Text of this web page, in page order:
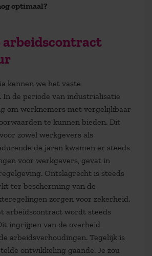
optimaal?
arbeidscontract
kennen we het vaste
In de periode van industrialisatie
om werknemers met vergelijkbaar
te kunnen bieden. Dit
zowel werkgevers als
de jaren kwamen er steeds
voor werkgevers, gevat in
Ontslagrecht is steeds
ter bescherming van de
zorgen voor zekerheid.
arbeidscontract wordt steeds
ingrijpen van de overheid
arbeidsverhoudingen. Tegelijk is
ontwikkeling gaande. Je zou